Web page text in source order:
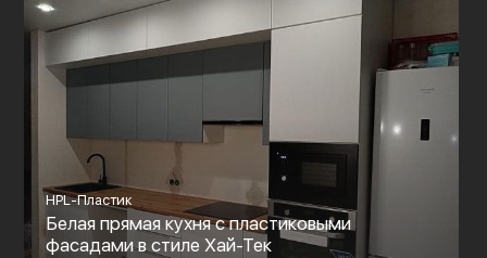
HPL-Пластик
Белая прямая кухня с пластиковыми
фасадами в стиле Хай-Тек